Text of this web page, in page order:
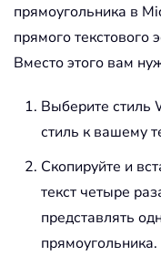
прямоугольника в
прямого
Вместо этого вам
Выберите стиль
стиль к вашему
Скопируйте и
текст четыре
представлять
прямоугольника.